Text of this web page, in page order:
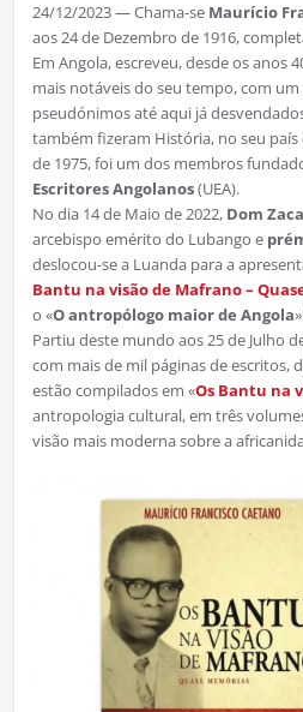
24/12/2023 — Chama-se Maurício
aos 24 de Dezembro de 1916,
Em Angola, escreveu, desde os anos
mais notáveis do seu tempo, com
pseudónimos até aqui já
também fizeram História, no seu
de 1975, foi um dos membros
Escritores Angolanos(UEA).
No dia 14 de Maio de 2022, Dom
arcebispo emérito do Lubango e
deslocou-se a Luanda para a
Bantu na visão de Mafrano –
o «O antropólogo maior de Angola
Partiu deste mundo aos 25 de Julho
com mais de mil páginas de escritos,
estão compilados em «Os Bantu na
antropologia cultural, em três
visão mais moderna sobre a